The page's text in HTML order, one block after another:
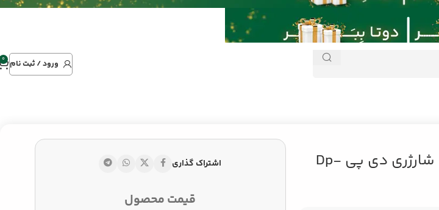
ورود / ثبت نام 0
چراغ قوه و چراغ اضطراری شارژری دی پی Dp-
اشتراک گذاری
قیمت محصول